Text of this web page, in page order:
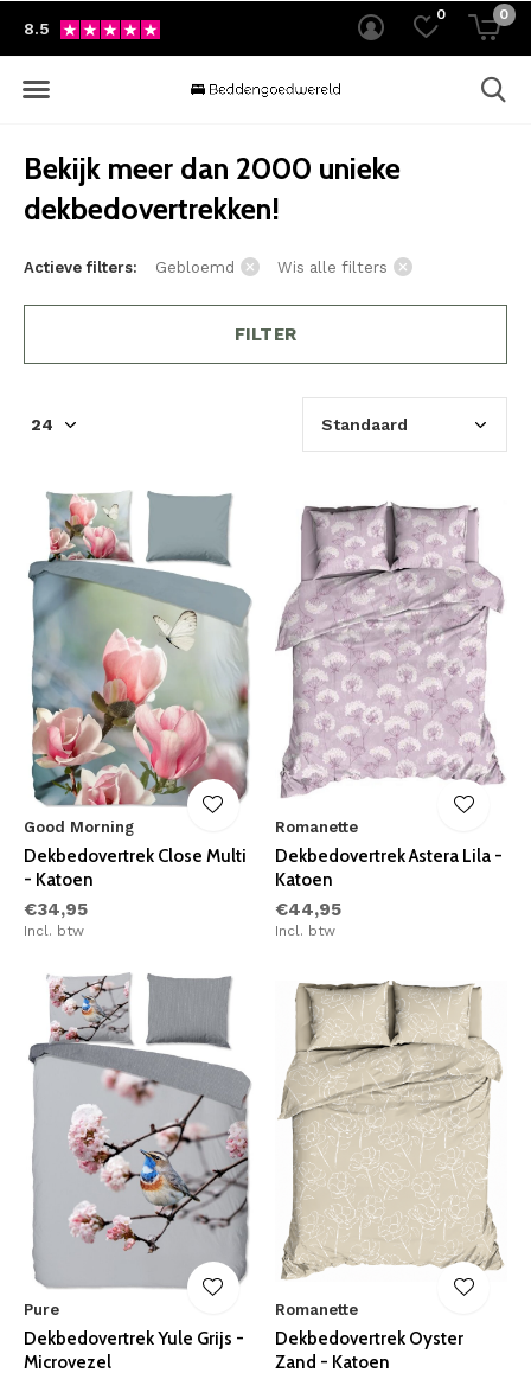
0 0
8.5
Bekijk meer dan 2000 unieke
dekbedovertrekken!
Actieve filters: Gebloemd Wis alle filters
FILTER
Good Morning
Dekbedovertrek Close Multi
- Katoen
€34,95
Incl. btw
Romanette
Dekbedovertrek Astera Lila -
Katoen
€44,95
Incl. btw
Pure
Dekbedovertrek Yule Grijs -
Microvezel
Romanette
Dekbedovertrek Oyster
Zand - Katoen